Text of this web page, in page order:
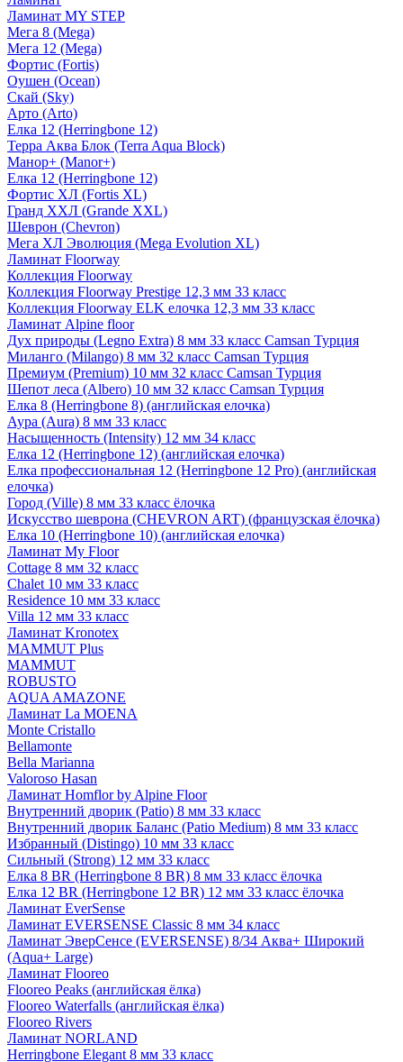
Ламинат MY STEP
Мега 8 (Mega)
Мега 12 (Mega)
Фортис (Fortis)
Оушен (Ocean)
Скай (Sky)
Арто (Arto)
Елка 12 (Herringbone 12)
Терра Аква Блок (Terra Aqua Block)
Манор+ (Manor+)
Елка 12 (Herringbone 12)
Фортис ХЛ (Fortis XL)
Гранд ХХЛ (Grande XXL)
Шеврон (Chevron)
Мега ХЛ Эволюция (Mega Evolution XL)
Ламинат Floorway
Коллекция Floorway
Коллекция Floorway Prestige 12,3 мм 33 класс
Коллекция Floorway ELK елочка 12,3 мм 33 класс
Ламинат Alpine floor
Дух природы (Legno Extra) 8 мм 33 класс Camsan Турция
Миланго (Milango) 8 мм 32 класс Camsan Турция
Премиум (Premium) 10 мм 32 класс Camsan Турция
Шепот леса (Albero) 10 мм 32 класс Camsan Турция
Елка 8 (Herringbone 8) (английская елочка)
Аура (Aura) 8 мм 33 класс
Насыщенность (Intensity) 12 мм 34 класс
Елка 12 (Herringbone 12) (английская елочка)
Елка профессиональная 12 (Herringbone 12 Pro) (английская
елочка)
Город (Ville) 8 мм 33 класс ёлочка
Искусство шеврона (CHEVRON ART) (французская ёлочка)
Елка 10 (Herringbone 10) (английская елочка)
Ламинат My Floor
Cottage 8 мм 32 класс
Chalet 10 мм 33 класс
Residence 10 мм 33 класс
Villa 12 мм 33 класс
Ламинат Kronotex
MAMMUT Plus
MAMMUT
ROBUSTO
AQUA AMAZONE
Ламинат La MOENA
Monte Cristallo
Bellamonte
Bella Marianna
Valoroso Hasan
Ламинат Homflor by Alpine Floor
Внутренний дворик (Patio) 8 мм 33 класс
Внутренний дворик Баланс (Patio Medium) 8 мм 33 класс
Избранный (Distingo) 10 мм 33 класс
Сильный (Strong) 12 мм 33 класс
Елка 8 BR (Herringbone 8 BR) 8 мм 33 класс ёлочка
Елка 12 BR (Herringbone 12 BR) 12 мм 33 класс ёлочка
Ламинат EverSense
Ламинат EVERSENSE Classic 8 мм 34 класс
Ламинат ЭверСенсе (EVERSENSE) 8/34 Аква+ Широкий
(Aqua+ Large)
Ламинат Flooreo
Flooreo Peaks (английская ёлка)
Flooreo Waterfalls (английская ёлка)
Flooreo Rivers
Ламинат NORLAND
Herringbone Elegant 8 мм 33 класс